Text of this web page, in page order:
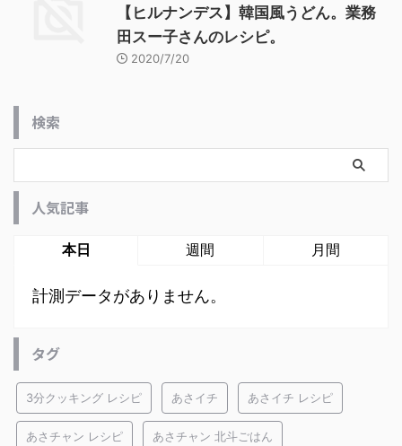
【ヒルナンデス】韓国風うどん。業務
田スー子さんのレシピ。
2020/7/20
検索
人気記事
本日 週間 月間
計測データがありません。
タグ
3分クッキング レシピ あさイチ あさイチ レシピ
あさチャン レシピ あさチャン 北斗ごはん